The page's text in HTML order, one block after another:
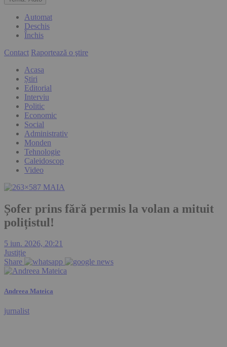
Automat
Deschis
Închis
Contact Raportează o ştire
Acasa
Știri
Editorial
Interviu
Politic
Economic
Social
Administrativ
Monden
Tehnologie
Caleidoscop
Video
Șofer prins fără permis la volan a mituit
polițistul!
5 iun. 2026, 20:21
Justiție
Share
Andreea Mateica
jurnalist